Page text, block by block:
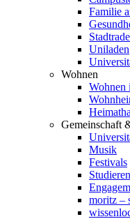
Familie
Uniladen
Wohnen
Wohnen
Gemeinschaft
Musik
Festivals
moritz –